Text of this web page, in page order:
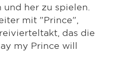
her zu spielen.
mit "Prince",
das die
my Prince will